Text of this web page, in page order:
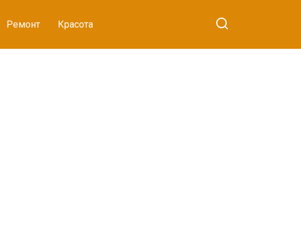
Ремонт Красота